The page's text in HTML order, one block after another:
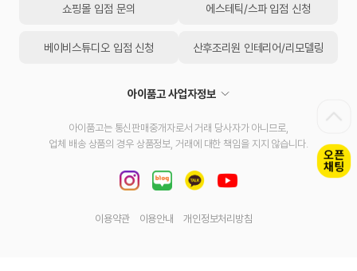
쇼핑몰 입점 문의 에스테틱/스파 입점 신청
베이비스튜디오 입점 신청 산후조리원 인테리어/리모델링
아이품고 사업자정보
아이품고는 통신판매중개자로서 거래 당사자가 아니므로,
업체 배송 상품의 경우 상품정보, 거래에 대한 책임을 지지 않습니다.
이용약관 이용안내 개인정보처리방침